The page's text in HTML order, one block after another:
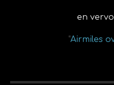
en
"Airmiles